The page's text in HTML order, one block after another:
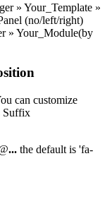
» Your_Template »
(no/left/right)
» Your_Module(by
can customize
Suffix
... the default is 'fa-